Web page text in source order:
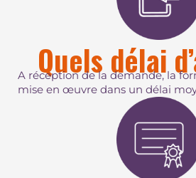
Quels délai
A réception de la demande, la
mise en œuvre dans un délai